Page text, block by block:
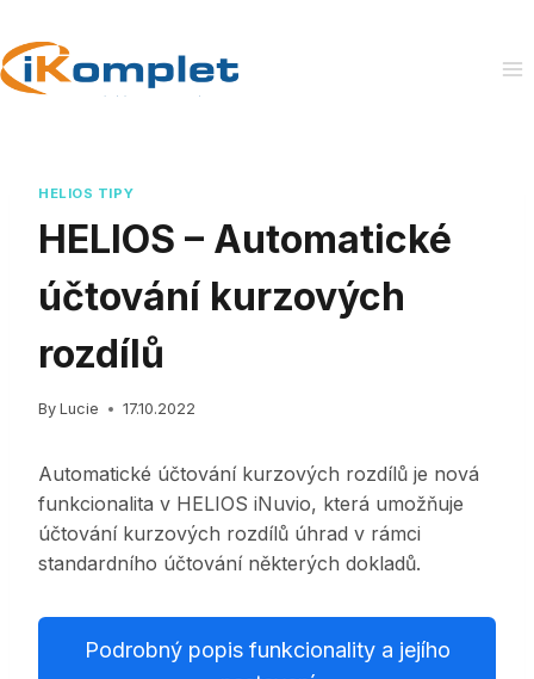
to
content
HELIOS TIPY
HELIOS – Automatické
účtování kurzových
rozdílů
By Lucie 17.10.2022
Automatické účtování kurzových rozdílů je nová
funkcionalita v HELIOS iNuvio, která umožňuje
účtování kurzových rozdílů úhrad v rámci
standardního účtování některých dokladů.
Podrobný popis funkcionality a jejího